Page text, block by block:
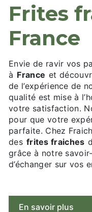
frites fraiches à
France
Envie de ravir vos
à France et
de l’expérience de
qualité est mise à
votre satisfaction.
pour que votre
parfaite. Chez
des frites fraiches
grâce à notre
d’échanger sur vos
En savoir plus